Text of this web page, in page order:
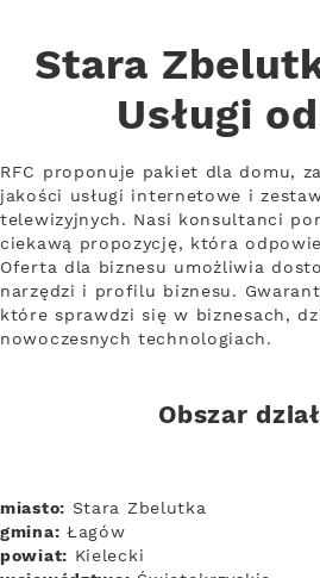
Stara
Usługi
RFC proponuje pakiet dla domu,
jakości usługi internetowe i
telewizyjnych. Nasi konsultanci
ciekawą propozycję, która
Oferta dla biznesu umożliwia
narzędzi i profilu biznesu.
które sprawdzi się w biznesach,
nowoczesnych technologiach.
Obszar
miasto: Stara Zbelutka
gmina: Łagów
powiat: Kielecki